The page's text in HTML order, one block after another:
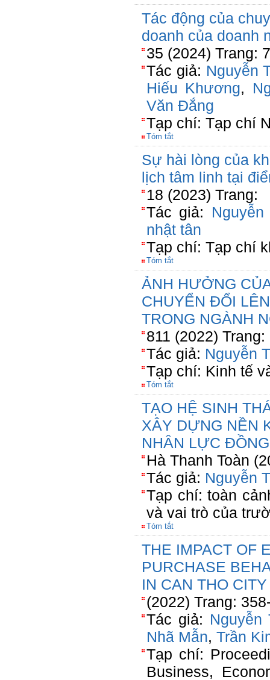
Tác động của
doanh của doanh
35 (2024) Trang:
Tác giả: Nguyễn
Hiếu Khương,
Văn Đắng
Tạp chí: Tạp chí
Tóm tắt
Sự hài lòng của
lịch tâm linh tại
18 (2023) Trang:
Tác giả:
nhật tân
Tạp chí: Tạp chí
Tóm tắt
ẢNH HƯỞNG
CHUYỂN ĐỔI
TRONG NGÀNH
811 (2022) Trang:
Tác giả: Nguyễn
Tạp chí: Kinh tế
Tóm tắt
TẠO HỆ SINH
XÂY DỰNG NỀN
NHÂN LỰC
Hà Thanh Toàn
Tác giả: Nguyễn
Tạp chí: toàn
và vai trò của
Tóm tắt
THE IMPACT OF
PURCHASE
IN CAN THO CITY
(2022) Trang:
Tác giả: Nguyễn
Nhã Mẫn, Trần
Tạp chí:
Business,